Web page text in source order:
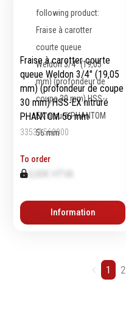
Fraise à carotter courte
queue Weldon 3/4″ (19,05
mm) (profondeur de coupe
30 mm) HSS-EX nitruré
PHANTOM 56 mm
33537.560000
To order
0,00€ HTVA
Information
1 2